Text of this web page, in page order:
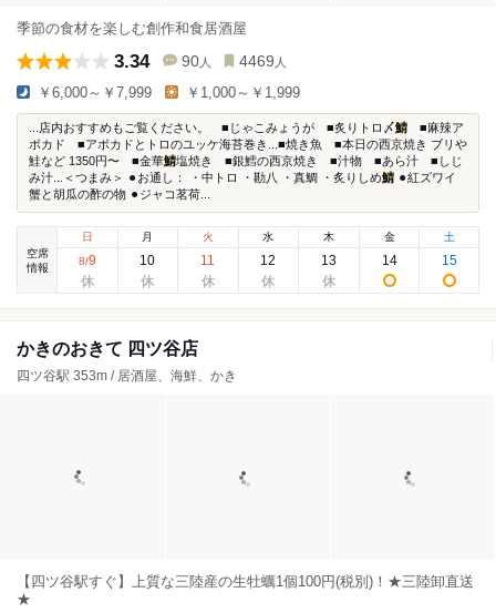
季節の食材を楽しむ創作和食居酒屋
3.34 90 人 4469 人
￥6,000～￥7,999 ￥1,000～￥1,999
...店内おすすめもご覧ください。 ■じゃこみょうが ■炙りトロ〆鯖 ■麻辣ア
ボカド ■アボカドとトロのユッケ海苔巻き...■焼き魚 ■本日の西京焼き ブリや
鮭など 1350円〜 ■金華鯖塩焼き ■銀鱈の西京焼き ■汁物 ■あら汁 ■しじ
み汁...＜つまみ＞ ⚫︎お通し： ・中トロ ・勘八 ・真鯛 ・炙りしめ鯖 ⚫︎紅ズワイ
蟹と胡瓜の酢の物 ⚫︎ジャコ茗荷...
空席
情報
日
8/9
月
10
火
11
水
12
木
13
金
14
土
15
かきのおきて 四ツ谷店
四ツ谷駅 353m / 居酒屋、海鮮、かき
【四ツ谷駅すぐ】上質な三陸産の生牡蠣1個100円(税別)！★三陸卸直送
★